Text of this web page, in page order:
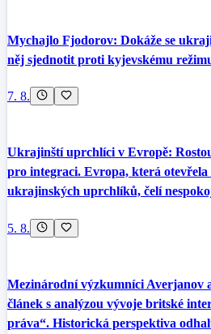
Mychajlo Fjodorov: Dokáže se
něj sjednotit proti kyjevskému
7. 8.
Ukrajinští uprchlíci v Evropě:
pro integraci. Evropa, která
ukrajinských uprchlíků, čelí
5. 8.
Mezinárodní výzkumníci Averjanov
článek s analýzou vývoje britské
práva“. Historická perspektiva